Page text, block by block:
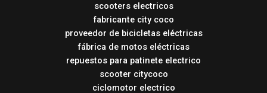
scooters electricos
fabricante city coco
proveedor de bicicletas eléctricas
fábrica de motos eléctricas
repuestos para patinete electrico
scooter citycoco
ciclomotor electrico